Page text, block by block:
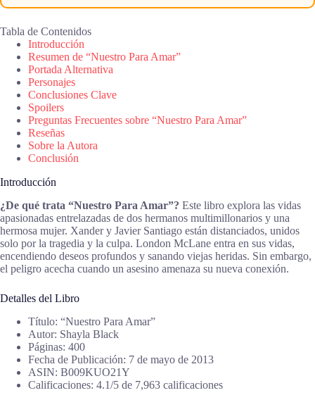
Tabla de Contenidos
Introducción
Resumen de “Nuestro Para Amar”
Portada Alternativa
Personajes
Conclusiones Clave
Spoilers
Preguntas Frecuentes sobre “Nuestro Para Amar”
Reseñas
Sobre la Autora
Conclusión
Introducción
¿De qué trata “Nuestro Para Amar”? Este libro explora las vidas
apasionadas entrelazadas de dos hermanos multimillonarios y una
hermosa mujer. Xander y Javier Santiago están distanciados, unidos
solo por la tragedia y la culpa. London McLane entra en sus vidas,
encendiendo deseos profundos y sanando viejas heridas. Sin embargo,
el peligro acecha cuando un asesino amenaza su nueva conexión.
Detalles del Libro
Título: “Nuestro Para Amar”
Autor: Shayla Black
Páginas: 400
Fecha de Publicación: 7 de mayo de 2013
ASIN: B009KUO21Y
Calificaciones: 4.1/5 de 7,963 calificaciones